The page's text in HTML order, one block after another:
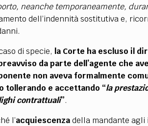
neanche temporaneamente,
dell’indennità sostitutiva e,
di specie, la Corte ha escluso il
da parte dell’agente che
non aveva formalmente
tollerando e accettando “la
contrattuali”.
l’acquiescenzadella mandante agli